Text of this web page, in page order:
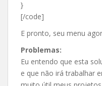
}
[/code]
E pronto, seu menu
Problemas:
Eu entendo que esta
e que não irá trabalhar